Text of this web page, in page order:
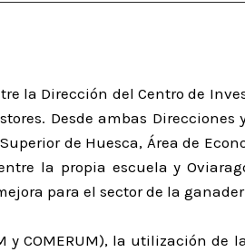
la Dirección del Centro de
Desde ambas
de Huesca, Área de
la propia escuela y
para el sector de la
COMERUM), la utilización de